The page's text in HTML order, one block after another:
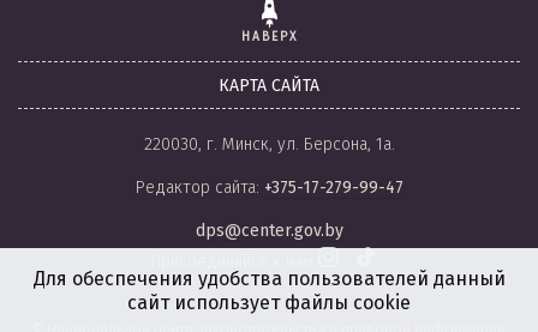
НАВЕРХ
КАРТА САЙТА
220030, г. Минск, ул. Берсона, 1а.
Редактор сайта: +375-17-279-99-47
dps@center.gov.by
Для обеспечения удобства пользователей данный
сайт использует файлы cookie